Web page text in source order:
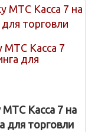
МТС Касса 7
для
МТС Касса 7 на
для торговли